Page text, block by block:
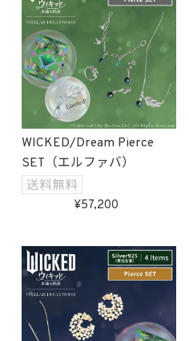
WICKED/Dream Pierce
SET（エルファバ）
57,200